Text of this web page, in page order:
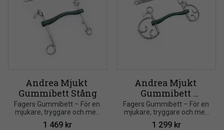
Andrea Mjukt
Gummibett Stång
​Fagers Gummibett – För en
mjukare, tryggare och mer
harmonisk kontakt
1 469 kr
Andrea Mjukt
Gummibett
Kimblehook
​Fagers Gummibett – För en
mjukare, tryggare och mer
harmonisk kontakt
1 299 kr